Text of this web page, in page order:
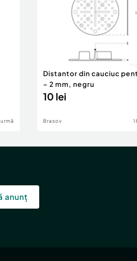
Distantor din cauciuc
– 2 mm, negru
10 lei
Brasov
anunț